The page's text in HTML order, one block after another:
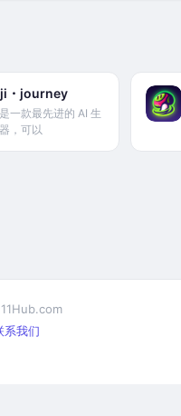
・journey
一款最先进的 AI 生
，可以
系我们